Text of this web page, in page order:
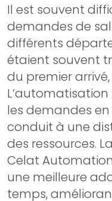
Il est souvent
demandes de
différents
étaient souvent
du premier
les demandes
conduit à une
des ressources.
Celat
une meilleure
temps,